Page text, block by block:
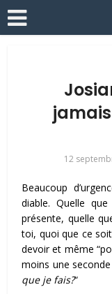
12
Beaucoup
diable. Quelle
présente, quelle
toi, quoi que ce
devoir et même
moins une
que je fais?“